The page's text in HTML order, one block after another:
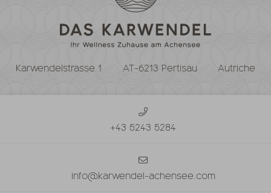
Karwendelstrasse 1 AT-6213 Pertisau Autriche
+43 5243 5284
info@karwendel-achensee.com